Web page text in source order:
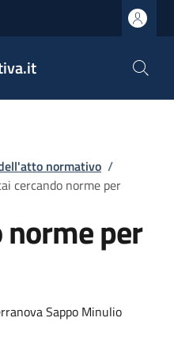
normativo /
cercando norme per
norme per
Sappo Minulio